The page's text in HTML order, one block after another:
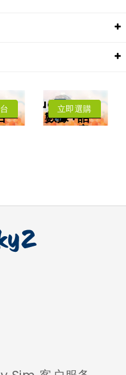
LuckySIM
數據+話
音
立即選購